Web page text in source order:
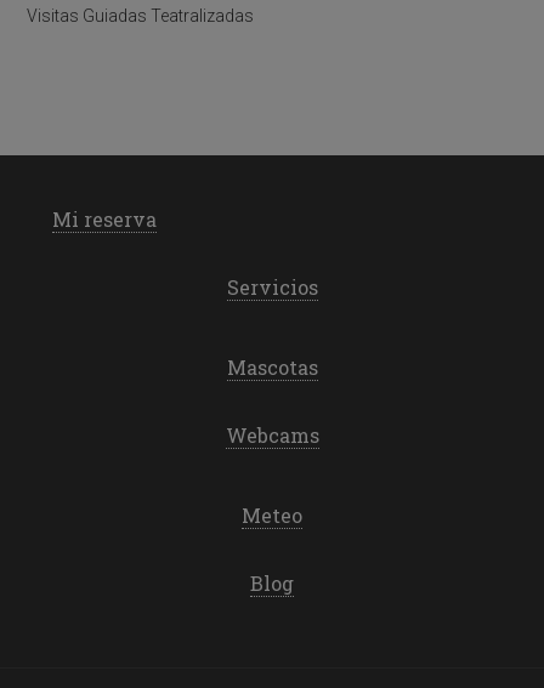
Visitas Guiadas Teatralizadas
Mi reserva
Servicios
Mascotas
Webcams
Meteo
Blog